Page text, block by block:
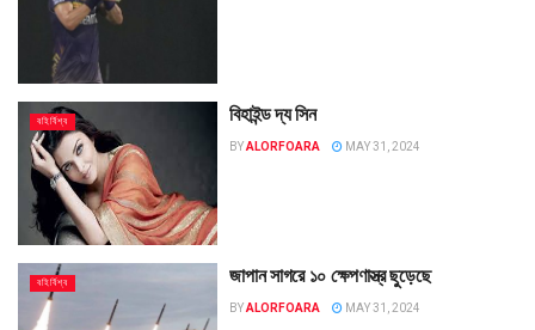
বহির্বিশ্ব বিহাইন্ড দ্য সিন
BYALORFOARA MAY 31, 2024
বহির্বিশ্ব জাপান সাগরে ১০ ক্ষেপণাস্ত্র ছুড়েছে
BYALORFOARA MAY 31, 2024